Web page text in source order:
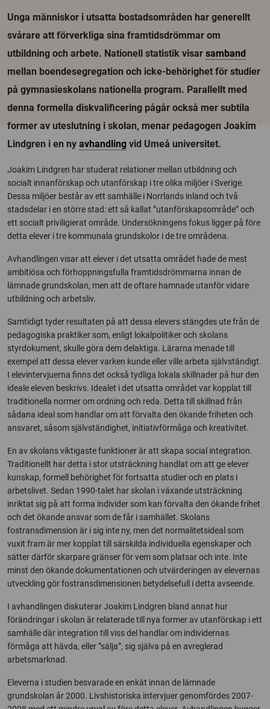
Unga människor i utsatta bostadsområden har generellt
svårare att förverkliga sina framtidsdrömmar om
utbildning och arbete. Nationell statistik visar samband
mellan boendesegregation och icke-behörighet för studier
på gymnasieskolans nationella program. Parallellt med
denna formella diskvalificering pågår också mer subtila
former av uteslutning i skolan, menar pedagogen Joakim
Lindgren i en ny avhandling vid Umeå universitet.
Joakim Lindgren har studerat relationer mellan utbildning och
socialt innanförskap och utanförskap i tre olika miljöer i Sverige.
Dessa miljöer består av ett samhälle i Norrlands inland och två
stadsdelar i en större stad: ett så kallat ”utanförskapsområde” och
ett socialt priviligierat område. Undersökningens fokus ligger på före
detta elever i tre kommunala grundskolor i de tre områdena.
Avhandlingen visar att elever i det utsatta området hade de mest
ambitiösa och förhoppningsfulla framtidsdrömmarna innan de
lämnade grundskolan, men att de oftare hamnade utanför vidare
utbildning och arbetsliv.
Samtidigt tyder resultaten på att dessa elevers stängdes ute från de
pedagogiska praktiker som, enligt lokalpolitiker och skolans
styrdokument, skulle göra dem delaktiga. Lärarna menade till
exempel att dessa elever varken kunde eller ville arbeta självständigt.
I elevintervjuerna finns det också tydliga lokala skillnader på hur den
ideale eleven beskrivs. Idealet i det utsatta området var kopplat till
traditionella normer om ordning och reda. Detta till skillnad från
sådana ideal som handlar om att förvalta den ökande friheten och
ansvaret, såsom självständighet, initiativförmåga och kreativitet.
En av skolans viktigaste funktioner är att skapa social integration.
Traditionellt har detta i stor utsträckning handlat om att ge elever
kunskap, formell behörighet för fortsatta studier och en plats i
arbetslivet. Sedan 1990-talet har skolan i växande utsträckning
inriktat sig på att forma individer som kan förvalta den ökande frihet
och det ökande ansvar som de får i samhället. Skolans
fostransdimension är i sig inte ny, men det normalitetsideal som
vuxit fram är mer kopplat till särskilda individuella egenskaper och
sätter därför skarpare gränser för vem som platsar och inte. Inte
minst den ökande dokumentationen och utvärderingen av elevernas
utveckling gör fostransdimensionen betydelsefull i detta avseende.
I avhandlingen diskuterar Joakim Lindgren bland annat hur
förändringar i skolan är relaterade till nya former av utanförskap i ett
samhälle där integration till viss del handlar om individernas
förmåga att hävda, eller ”sälja”, sig själva på en avreglerad
arbetsmarknad.
Eleverna i studien besvarade en enkät innan de lämnade
grundskolan år 2000. Livshistoriska intervjuer genomfördes 2007-